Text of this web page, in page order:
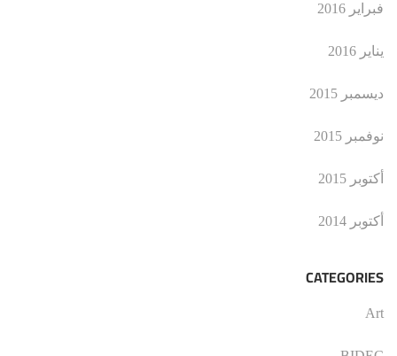
فبراير 2016
يناير 2016
ديسمبر 2015
نوفمبر 2015
أكتوبر 2015
أكتوبر 2014
CATEGORIES
Art